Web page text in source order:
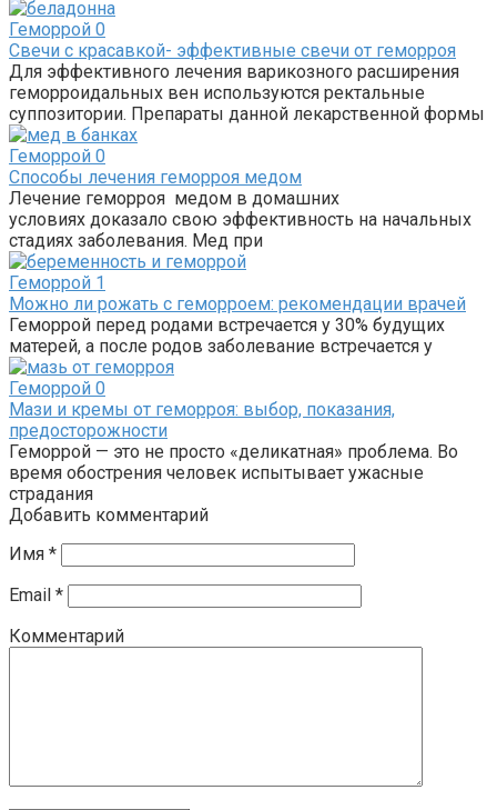
Геморрой 0
Свечи с красавкой- эффективные свечи от геморроя
Для эффективного лечения варикозного расширения
геморроидальных вен используются ректальные
суппозитории. Препараты данной лекарственной формы
Геморрой 0
Способы лечения геморроя медом
Лечение геморроя медом в домашних
условиях доказало свою эффективность на начальных
стадиях заболевания. Мед при
Геморрой 1
Можно ли рожать с геморроем: рекомендации врачей
Геморрой перед родами встречается у 30% будущих
матерей, а после родов заболевание встречается у
Геморрой 0
Мази и кремы от геморроя: выбор, показания,
предосторожности
Геморрой — это не просто «деликатная» проблема. Во
время обострения человек испытывает ужасные
страдания
Добавить комментарий
Имя *
Email *
Комментарий